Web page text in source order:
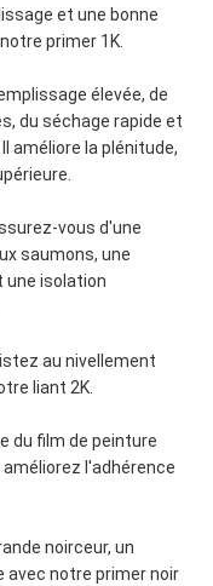
et une bonne
primer 1K.
élevée, de
du séchage rapide et
améliore la plénitude,
vous d'une
saumons, une
une isolation
au nivellement
liant 2K.
du film de peinture
l'adhérence
noirceur, un
avec notre primer noir